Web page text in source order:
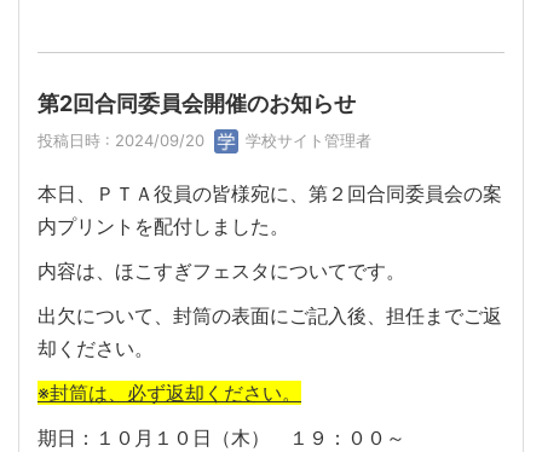
第2回合同委員会開催のお知らせ
投稿日時 : 2024/09/20 学校サイト管理者
本日、ＰＴＡ役員の皆様宛に、第２回合同委員会の案
内プリントを配付しました。
内容は、ほこすぎフェスタについてです。
出欠について、封筒の表面にご記入後、担任までご返
却ください。
※封筒は、必ず返却ください。
期日：１０月１０日（木） １９：００～